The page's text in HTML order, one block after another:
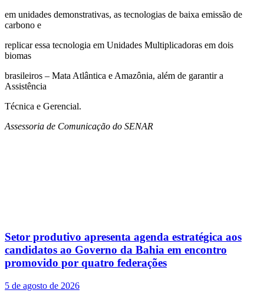
em unidades demonstrativas, as tecnologias de baixa emissão de
carbono e
replicar essa tecnologia em Unidades Multiplicadoras em dois
biomas
brasileiros – Mata Atlântica e Amazônia, além de garantir a
Assistência
Técnica e Gerencial.
Assessoria de Comunicação do SENAR
Setor produtivo apresenta agenda estratégica aos
candidatos ao Governo da Bahia em encontro
promovido por quatro federações
5 de agosto de 2026